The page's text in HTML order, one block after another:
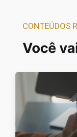
CONTEÚDOS
Você